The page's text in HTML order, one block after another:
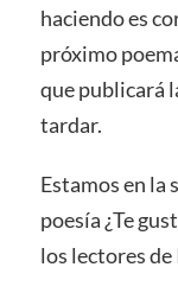
haciendo es
próximo
que publicará
tardar.
Estamos en la
poesía ¿Te
los lectores